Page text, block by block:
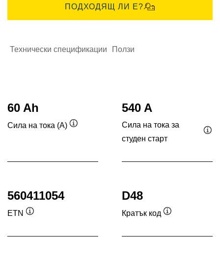
ПОДХОДЯЩ ЛИ Е?
Технически спецификации Ползи
60 Ah
Сила на тока (A)
540 A
Сила на тока за
студен старт
560411054
ETN
D48
Кратък код